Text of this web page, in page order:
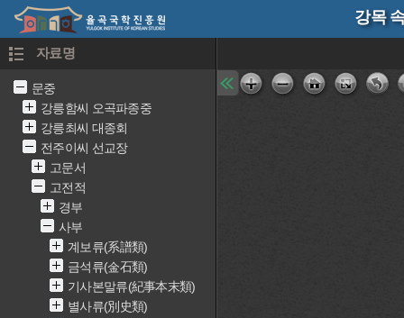
강목
자료명
문중
강릉함씨 오곡파종중
강릉최씨 대종회
전주이씨 선교장
고문서
고전적
경부
사부
계보류(系譜類)
금석류(金石類)
기사본말류(紀事本末類)
별사류(別史類)